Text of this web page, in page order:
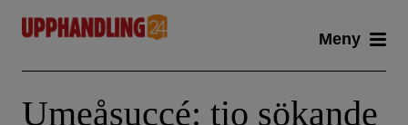
content
Meny
Umeåsuccé: tio sökande